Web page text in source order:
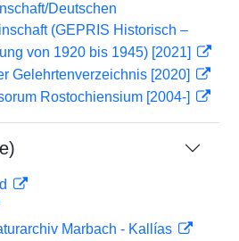
Deutschen
(GEPRIS Historisch –
von 1920 bis 1945) [2021]
Gelehrtenverzeichnis [2020]
Rostochiensium [2004-]
Marbach - Kallías